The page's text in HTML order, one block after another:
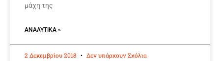
μάχη της
ΑΝΑΛΥΤΙΚΆ »
2 Δεκεμβρίου 2018 Δεν υπάρχουν Σχόλια